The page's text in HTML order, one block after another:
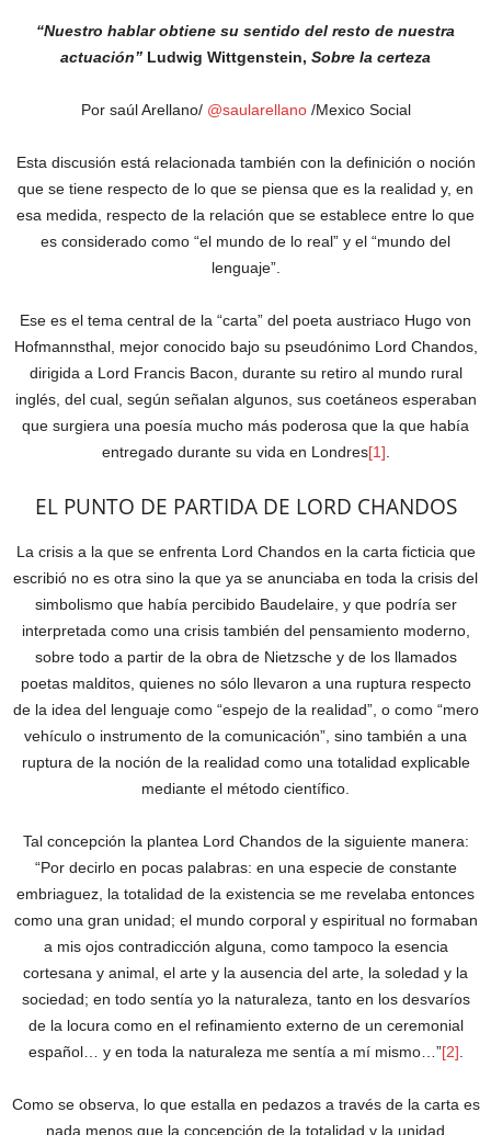
“Nuestro hablar obtiene su sentido del resto de nuestra
actuación” Ludwig Wittgenstein, Sobre la certeza
Por saúl Arellano/ @saularellano/Mexico Social
Esta discusión está relacionada también con la definición o noción
que se tiene respecto de lo que se piensa que es la realidad y, en
esa medida, respecto de la relación que se establece entre lo que
es considerado como “el mundo de lo real” y el “mundo del
lenguaje”.
Ese es el tema central de la “carta” del poeta austriaco Hugo von
Hofmannsthal, mejor conocido bajo su pseudónimo Lord Chandos,
dirigida a Lord Francis Bacon, durante su retiro al mundo rural
inglés, del cual, según señalan algunos, sus coetáneos esperaban
que surgiera una poesía mucho más poderosa que la que había
entregado durante su vida en Londres[1]
EL PUNTO DE PARTIDA DE LORD CHANDOS
La crisis a la que se enfrenta Lord Chandos en la carta ficticia que
escribió no es otra sino la que ya se anunciaba en toda la crisis del
simbolismo que había percibido Baudelaire, y que podría ser
interpretada como una crisis también del pensamiento moderno,
sobre todo a partir de la obra de Nietzsche y de los llamados
poetas malditos, quienes no sólo llevaron a una ruptura respecto
de la idea del lenguaje como “espejo de la realidad”, o como “mero
vehículo o instrumento de la comunicación”, sino también a una
ruptura de la noción de la realidad como una totalidad explicable
mediante el método científico.
Tal concepción la plantea Lord Chandos de la siguiente manera:
“Por decirlo en pocas palabras: en una especie de constante
embriaguez, la totalidad de la existencia se me revelaba entonces
como una gran unidad; el mundo corporal y espiritual no formaban
a mis ojos contradicción alguna, como tampoco la esencia
cortesana y animal, el arte y la ausencia del arte, la soledad y la
sociedad; en todo sentía yo la naturaleza, tanto en los desvaríos
de la locura como en el refinamiento externo de un ceremonial
español… y en toda la naturaleza me sentía a mí mismo…”[2]
Como se observa, lo que estalla en pedazos a través de la carta es
nada menos que la concepción de la totalidad y la unidad